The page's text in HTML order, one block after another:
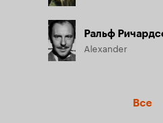
Ральф
Alexander
Все